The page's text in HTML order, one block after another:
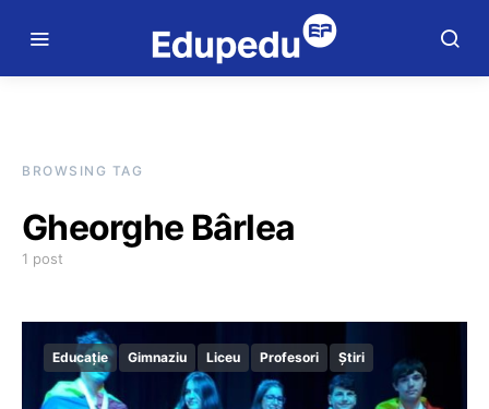
BROWSING TAG
Gheorghe Bârlea
1 post
Educație Gimnaziu Liceu Profesori Știri